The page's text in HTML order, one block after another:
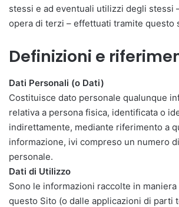
stessi e ad eventuali utilizzi degli stessi
opera di terzi – effettuati tramite questo
Definizioni e
Dati Personali (o Dati)
Costituisce dato personale qualunque
relativa a persona fisica, identificata o
indirettamente, mediante riferimento a
informazione, ivi compreso un numero
personale.
Dati di Utilizzo
Sono le informazioni raccolte in maniera
questo Sito (o dalle applicazioni di parti